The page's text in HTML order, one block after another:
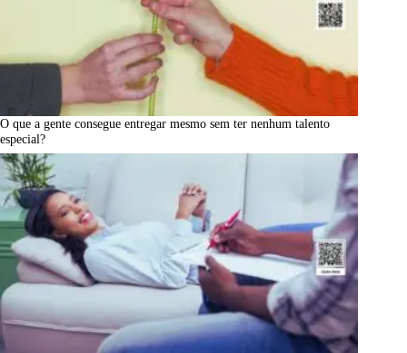
O que a gente consegue entregar mesmo sem ter nenhum talento
especial?